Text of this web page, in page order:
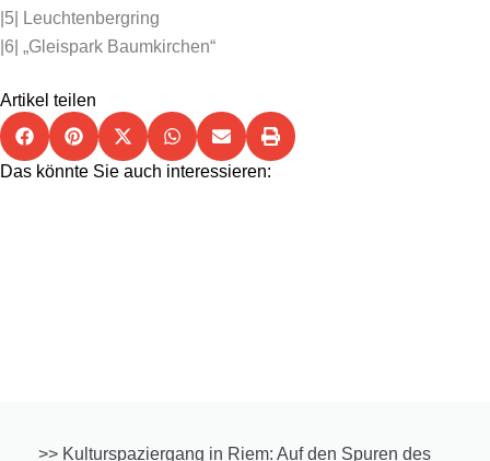
|5| Leuchtenbergring
|6| „Gleispark Baumkirchen“
Artikel teilen
Das könnte Sie auch interessieren:
>> Kulturspaziergang in Riem: Auf den Spuren des